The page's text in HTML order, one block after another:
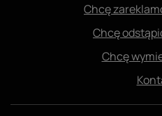
Chcę
Chcę
Chcę